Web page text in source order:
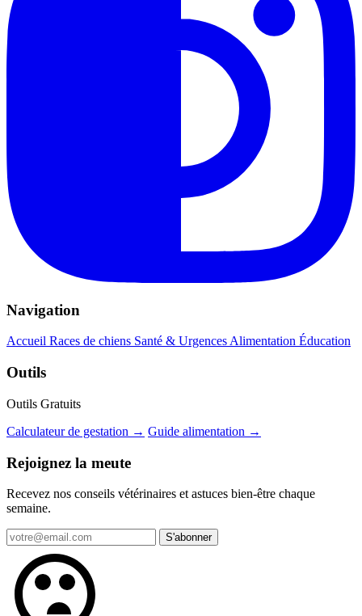
Navigation
Accueil Races de chiens Santé & Urgences Alimentation Éducation
Outils
Outils Gratuits
Calculateur de gestation → Guide alimentation →
Rejoignez la meute
Recevez nos conseils vétérinaires et astuces bien-être chaque
semaine.
S'abonner